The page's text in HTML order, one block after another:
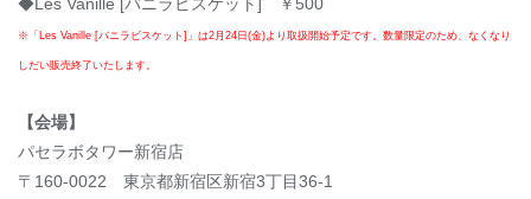
※「Les Vanille [バニラビスケット]」は2月24日(金)より取扱開始予定です。数量限定のため、なくなり
しだい販売終了いたします。
【会場】
パセラボタワー新宿店
〒160-0022 東京都新宿区新宿3丁目36-1